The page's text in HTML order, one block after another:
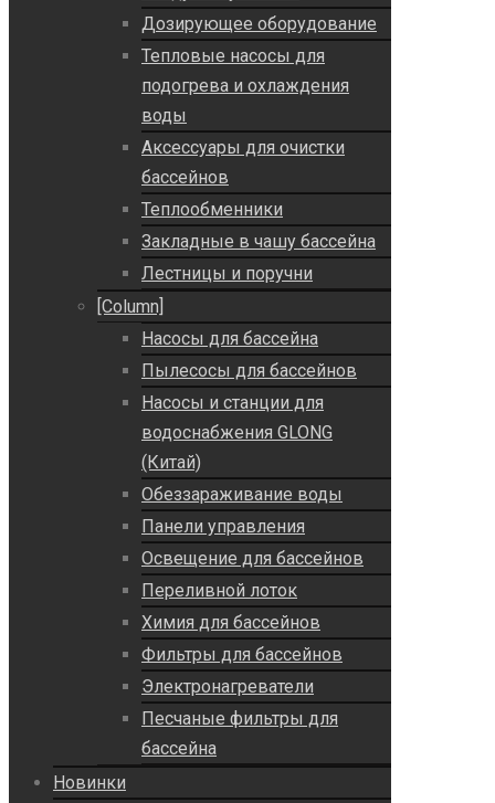
Дозирующее оборудование
Тепловые насосы для
подогрева и охлаждения
воды
Аксессуары для очистки
бассейнов
Теплообменники
Закладные в чашу бассейна
Лестницы и поручни
[Column]
Насосы для бассейна
Пылесосы для бассейнов
Насосы и станции для
водоснабжения GLONG
(Китай)
Обеззараживание воды
Панели управления
Освещение для бассейнов
Переливной лоток
Химия для бассейнов
Фильтры для бассейнов
Электронагреватели
Песчаные фильтры для
бассейна
Новинки